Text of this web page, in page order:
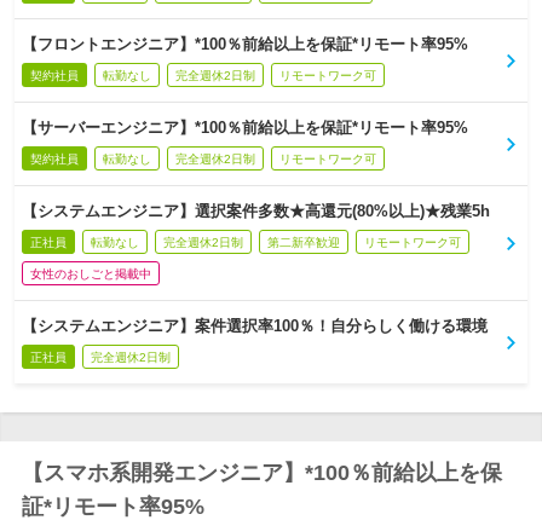
【フロントエンジニア】*100％前給以上を保証*リモート率95%
契約社員 転勤なし 完全週休2日制 リモートワーク可
【サーバーエンジニア】*100％前給以上を保証*リモート率95%
契約社員 転勤なし 完全週休2日制 リモートワーク可
【システムエンジニア】選択案件多数★高還元(80%以上)★残業5h
正社員 転勤なし 完全週休2日制 第二新卒歓迎 リモートワーク可
女性のおしごと掲載中
【システムエンジニア】案件選択率100％！自分らしく働ける環境
正社員 完全週休2日制
【スマホ系開発エンジニア】*100％前給以上を保
証*リモート率95%